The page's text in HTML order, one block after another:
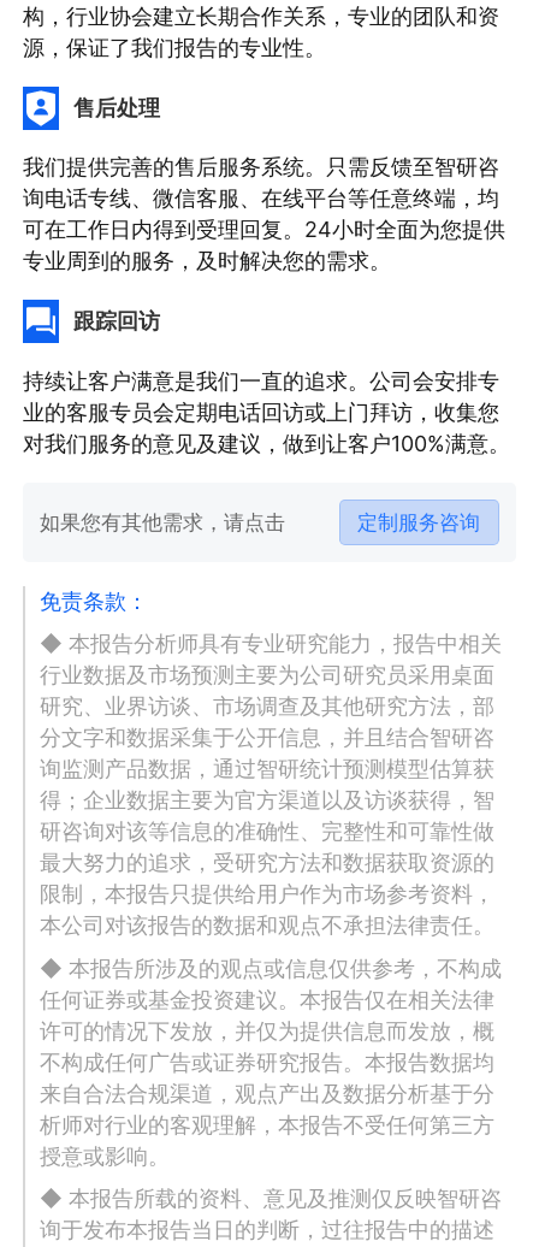
构，行业协会建立长期合作关系，专业的团队和资
源，保证了我们报告的专业性。
售后处理
我们提供完善的售后服务系统。只需反馈至智研咨
询电话专线、微信客服、在线平台等任意终端，均
可在工作日内得到受理回复。24小时全面为您提供
专业周到的服务，及时解决您的需求。
跟踪回访
持续让客户满意是我们一直的追求。公司会安排专
业的客服专员会定期电话回访或上门拜访，收集您
对我们服务的意见及建议，做到让客户100%满意。
如果您有其他需求，请点击 定制服务咨询
免责条款：
◆ 本报告分析师具有专业研究能力，报告中相关
行业数据及市场预测主要为公司研究员采用桌面
研究、业界访谈、市场调查及其他研究方法，部
分文字和数据采集于公开信息，并且结合智研咨
询监测产品数据，通过智研统计预测模型估算获
得；企业数据主要为官方渠道以及访谈获得，智
研咨询对该等信息的准确性、完整性和可靠性做
最大努力的追求，受研究方法和数据获取资源的
限制，本报告只提供给用户作为市场参考资料，
本公司对该报告的数据和观点不承担法律责任。
◆ 本报告所涉及的观点或信息仅供参考，不构成
任何证券或基金投资建议。本报告仅在相关法律
许可的情况下发放，并仅为提供信息而发放，概
不构成任何广告或证券研究报告。本报告数据均
来自合法合规渠道，观点产出及数据分析基于分
析师对行业的客观理解，本报告不受任何第三方
授意或影响。
◆ 本报告所载的资料、意见及推测仅反映智研咨
询于发布本报告当日的判断，过往报告中的描述